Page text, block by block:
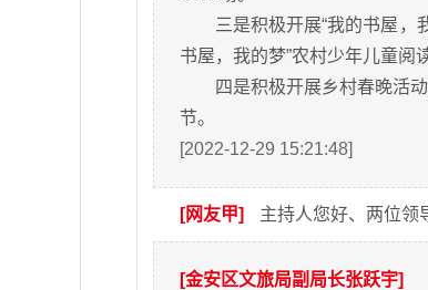
三是积极开展“我的书屋，
书屋，我的梦”农村少年儿童阅
四是积极开展乡村春晚活
节。
[2022-12-29 15:21:48]
[网友甲] 主持人您好、两位领
[金安区文旅局副局长张跃宇]